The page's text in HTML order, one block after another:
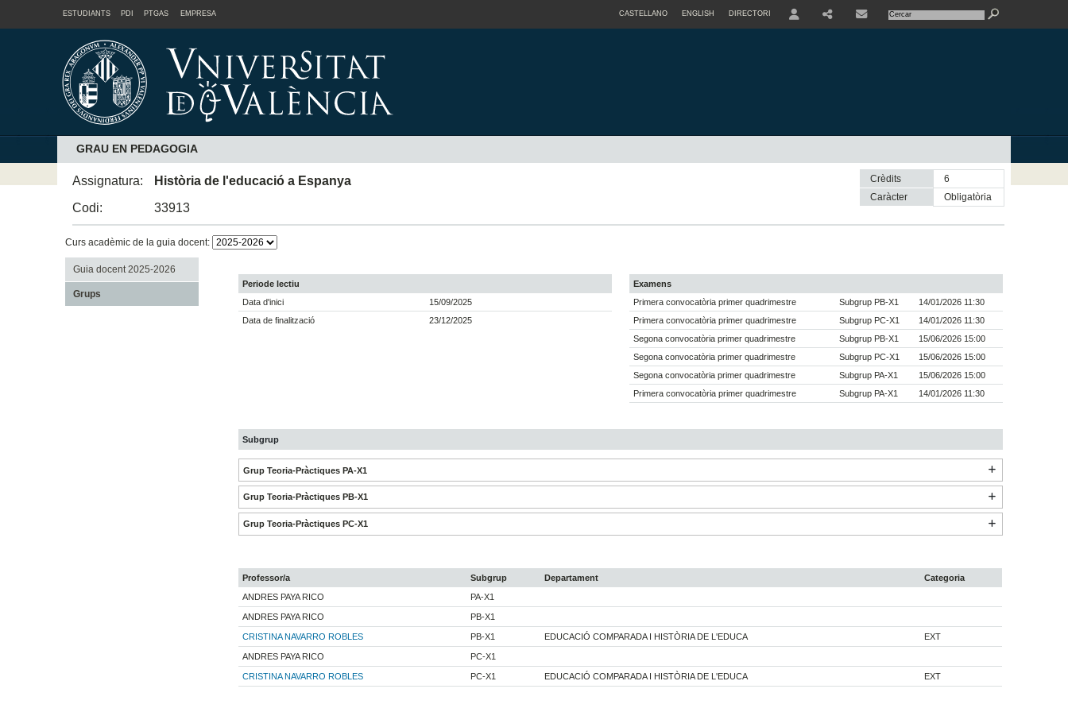
ESTUDIANTS PDI PTGAS EMPRESA CASTELLANO ENGLISH DIRECTORI
GRAU EN PEDAGOGIA
Assignatura:
Història de l'educació a Espanya
Codi:
33913
Crèdits
6
Caràcter
obligatòria
Curs acadèmic de la guia docent:
Guia docent 2025-2026
Grups
Periode lectiu
Data d'inici
15/09/2025
Data de finalització
23/12/2025
Examens
Primera convocatòria primer quadrimestre
Subgrup PB-X1
14/01/2026 11:30
Primera convocatòria primer quadrimestre
Subgrup PC-X1
14/01/2026 11:30
Segona convocatòria primer quadrimestre
Subgrup PB-X1
15/06/2026 15:00
Segona convocatòria primer quadrimestre
Subgrup PC-X1
15/06/2026 15:00
Segona convocatòria primer quadrimestre
Subgrup PA-X1
15/06/2026 15:00
Primera convocatòria primer quadrimestre
Subgrup PA-X1 14/01/2026 11:30
Subgrup
Grup Teoria-Pràctiques PA-X1
Grup Teoria-Pràctiques PB-X1
Grup Teoria-Pràctiques PC-X1
Professor/a Subgrup Departament
Categoria
ANDRES PAYA RICO
PA-X1
ANDRES PAYA RICO PB-X1
CRISTINA NAVARRO ROBLES PB-X1 EDUCACIÓ COMPARADA I HISTÒRIA DE L'EDUCA EXT
ANDRES PAYA RICO PC-X1
CRISTINA NAVARRO ROBLES PC-X1 EDUCACIÓ COMPARADA I HISTÒRIA DE L'EDUCA EXT